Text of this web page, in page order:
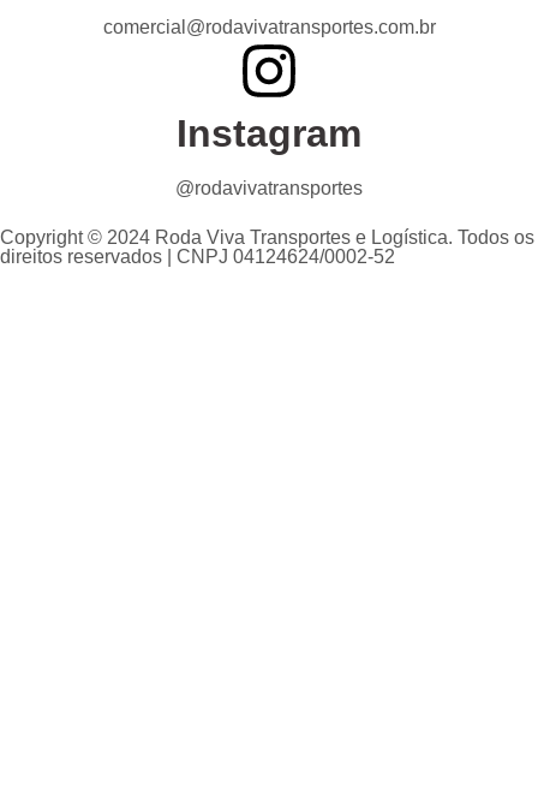
comercial@rodavivatransportes.com.br
Instagram
@rodavivatransportes
Copyright © 2024 Roda Viva Transportes e Logística. Todos os
direitos reservados | CNPJ 04124624/0002-52